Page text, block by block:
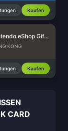
Kaufen
Nintendo eShop Gift Card (HK)
KONG
Kaufen
CARD